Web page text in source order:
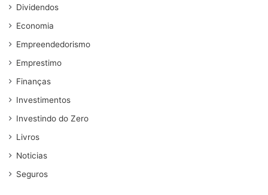
Dividendos
Economia
Empreendedorismo
Emprestimo
Finanças
Investimentos
Investindo do Zero
Livros
Noticias
Seguros